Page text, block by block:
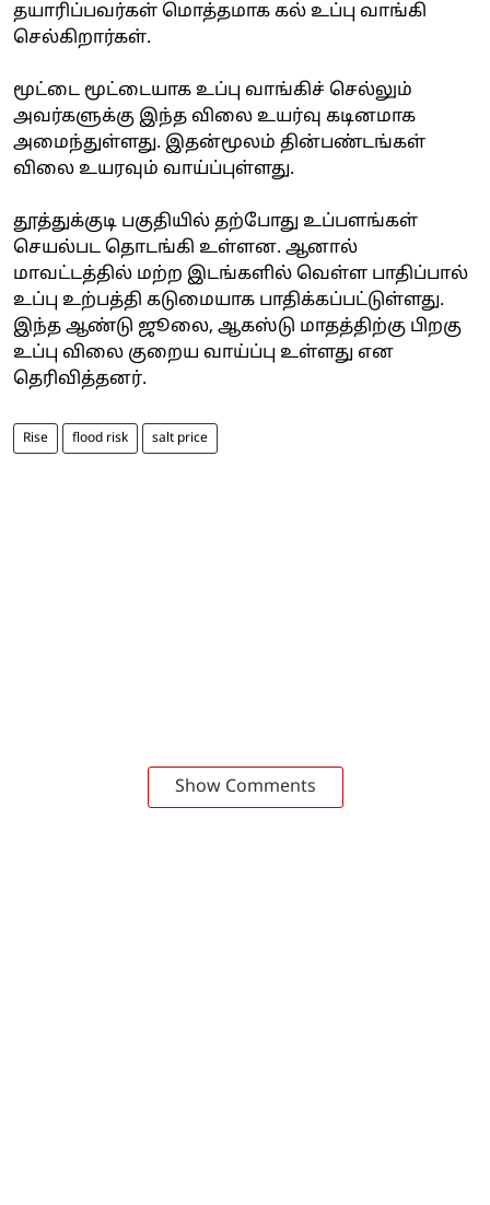
தயாரிப்பவர்கள் மொத்தமாக கல் உப்பு வாங்கி
செல்கிறார்கள்.
மூட்டை மூட்டையாக உப்பு வாங்கிச் செல்லும்
அவர்களுக்கு இந்த விலை உயர்வு கடினமாக
அமைந்துள்ளது. இதன்மூலம் தின்பண்டங்கள்
விலை உயரவும் வாய்ப்புள்ளது.
தூத்துக்குடி பகுதியில் தற்போது உப்பளங்கள்
செயல்பட தொடங்கி உள்ளன. ஆனால்
மாவட்டத்தில் மற்ற இடங்களில் வெள்ள பாதிப்பால்
உப்பு உற்பத்தி கடுமையாக பாதிக்கப்பட்டுள்ளது.
இந்த ஆண்டு ஜூலை, ஆகஸ்டு மாதத்திற்கு பிறகு
உப்பு விலை குறைய வாய்ப்பு உள்ளது என
தெரிவித்தனர்.
Rise flood risk salt price
Show Comments